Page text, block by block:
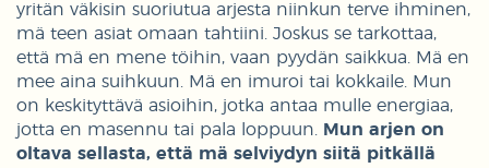
yritän väkisin suoriutua arjesta niinkun terve ihminen,
mä teen asiat omaan tahtiini. Joskus se tarkottaa,
että mä en mene töihin, vaan pyydän saikkua. Mä en
mee aina suihkuun. Mä en imuroi tai kokkaile. Mun
on keskityttävä asioihin, jotka antaa mulle energiaa,
jotta en masennu tai pala loppuun.
Mun arjen on
oltava sellasta, että mä selviydyn siitä pitkällä